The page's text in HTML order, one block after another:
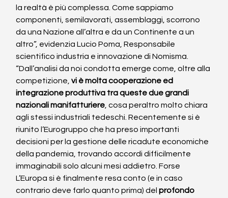
la realtà è più complessa. Come sappiamo
componenti, semilavorati, assemblaggi, scorrono
da una Nazione all’altra e da un Continente a un
altro”, evidenzia Lucio Poma, Responsabile
scientifico industria e innovazione di Nomisma.
“Dall’analisi da noi condotta emerge come, oltre alla
competizione, vi è molta cooperazione ed
integrazione produttiva tra queste due grandi
nazionali manifatturiere , cosa peraltro molto chiara
agli stessi industriali tedeschi. Recentemente si è
riunito l’Eurogruppo che ha preso importanti
decisioni per la gestione delle ricadute economiche
della pandemia, trovando accordi difficilmente
immaginabili solo alcuni mesi addietro. Forse
L’Europa si è finalmente resa conto (e in caso
contrario deve farlo quanto prima) del profondo